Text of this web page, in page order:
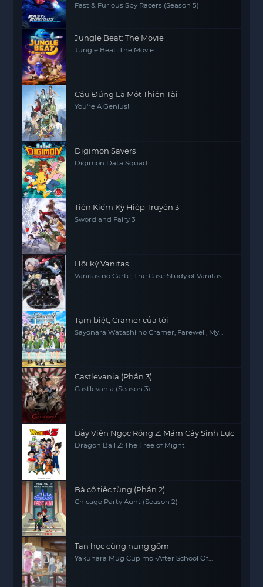
Fast & Furious Spy Racers (Season 5)
Jungle Beat: The Movie
Jungle Beat: The Movie
Cậu Đúng Là Một Thiên Tài
You're A Genius!
Digimon Savers
Digimon Data Squad
Tiên Kiếm Kỳ Hiệp Truyện 3
Sword and Fairy 3
Hồi ký Vanitas
Vanitas no Carte, The Case Study of Vanitas
Tạm biệt, Cramer của tôi
Sayonara Watashi no Cramer, Farewell, My
Castlevania (Phần 3)
Castlevania (Season 3)
Bảy Viên Ngọc Rồng Z: Mầm Cây Sinh Lực
Dragon Ball Z: The Tree of Might
Bà cô tiệc tùng (Phần 2)
Chicago Party Aunt (Season 2)
Tan học cùng nung gốm
Yakunara Mug Cup mo -After School Of